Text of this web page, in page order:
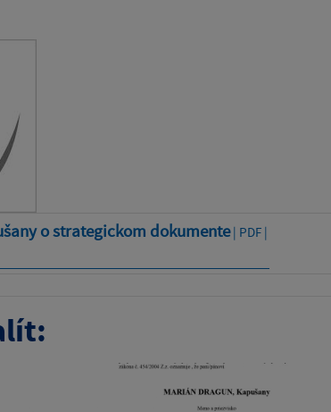
o strategickom dokumente| PDF |